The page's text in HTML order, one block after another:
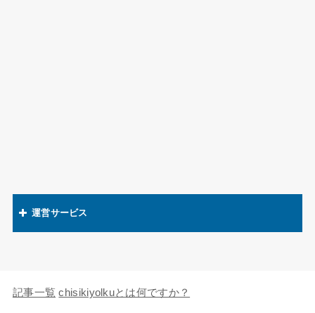
運営サービス
キャラの知識欲
記事一覧 chisikiyolkuとは何ですか？